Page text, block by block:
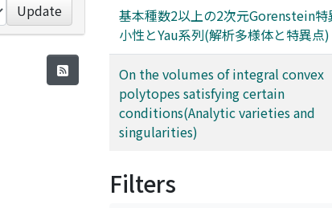
Update
基本種数2以上の2次元Gorenstein特
小性とYau系列(解析多様体と特異点)
On the volumes of integral convex
polytopes satisfying certain
conditions(Analytic varieties and
singularities)
Filters